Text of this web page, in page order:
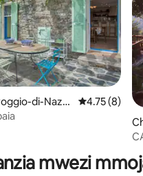
kati ya 5, tathmini 14
di-Nazz
Ukadiriaji wa
4.75 (8)
mwezi